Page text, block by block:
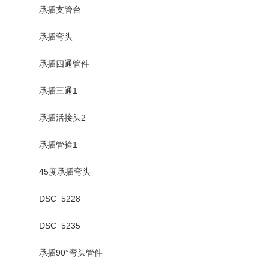
承插支管台
承插弯头
承插四通管件
承插三通1
承插活接头2
承插管箍1
45度承插弯头
DSC_5228
DSC_5235
承插90°弯头管件